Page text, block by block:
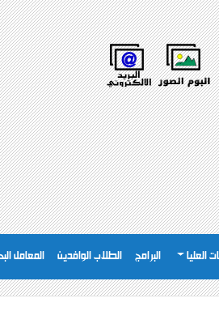
العليا البرامج الطلاب الوافدين المعامل